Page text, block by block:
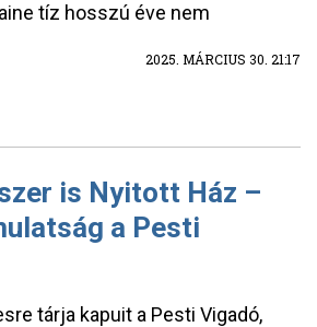
tíz hosszú éve nem
2025. MÁRCIUS 30. 21:17
is Nyitott Ház –
a Pesti
tárja kapuit a Pesti Vigadó,